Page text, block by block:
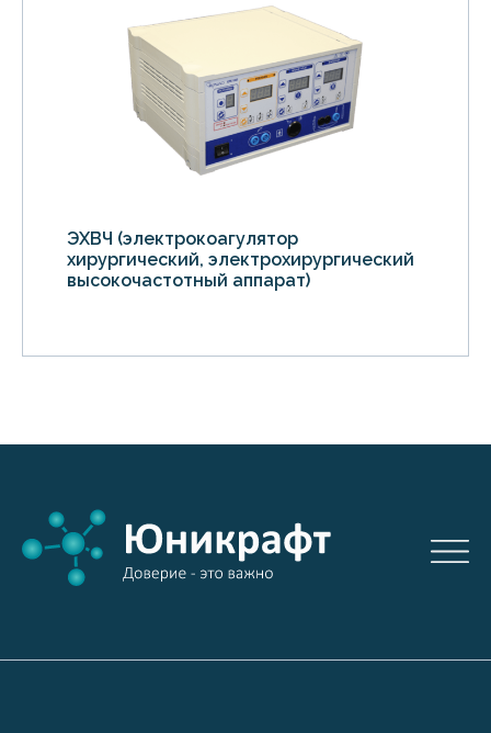
ЭХВЧ (электрокоагулятор
хирургический, электрохирургический
высокочастотный аппарат)